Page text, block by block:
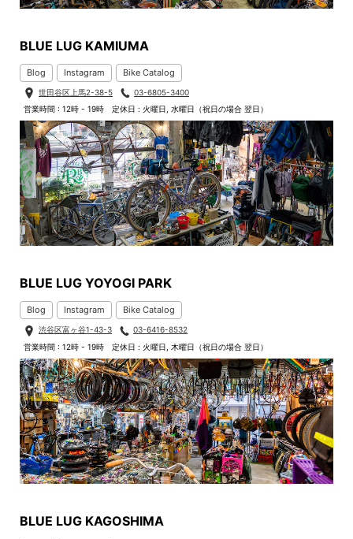
BLUE LUG KAMIUMA
Blog Instagram Bike Catalog
世田谷区上馬2-38-5
03-6805-3400
営業時間 : 12時 - 19時
定休日 : 火曜日, 水曜日（祝日の場合 翌日）
BLUE LUG YOYOGI PARK
Blog Instagram Bike Catalog
渋谷区富ヶ谷1-43-3
03-6416-8532
営業時間 : 12時 - 19時
定休日 : 火曜日, 木曜日（祝日の場合 翌日）
BLUE LUG KAGOSHIMA